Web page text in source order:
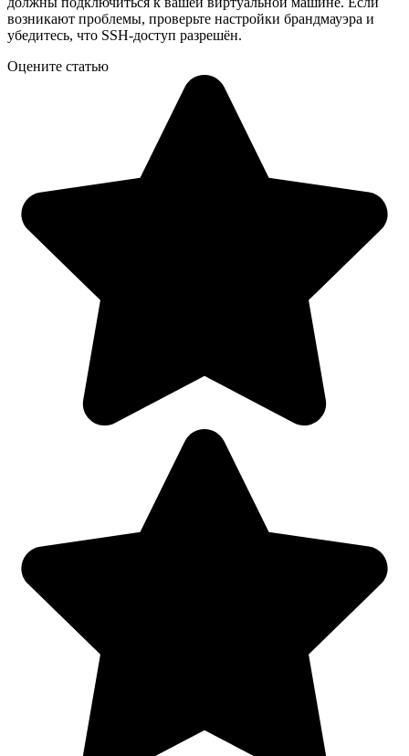
возникают проблемы, проверьте настройки брандмауэра и
убедитесь, что SSH-доступ разрешён.
Оцените статью